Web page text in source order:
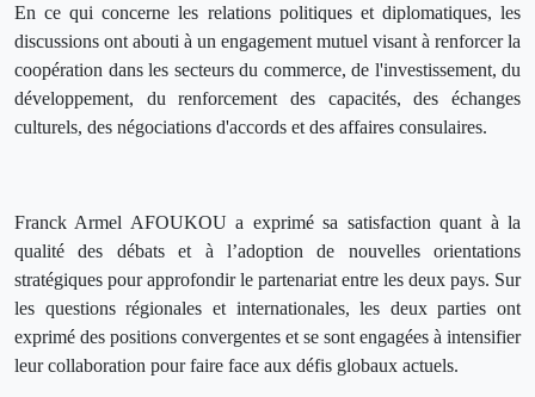
En ce qui concerne les relations politiques et diplomatiques, les
discussions ont abouti à un engagement mutuel visant à renforcer la
coopération dans les secteurs du commerce, de l'investissement, du
développement, du renforcement des capacités, des échanges
culturels, des négociations d'accords et des affaires consulaires.
Franck Armel AFOUKOU a exprimé sa satisfaction quant à la
qualité des débats et à l’adoption de nouvelles orientations
stratégiques pour approfondir le partenariat entre les deux pays. Sur
les questions régionales et internationales, les deux parties ont
exprimé des positions convergentes et se sont engagées à intensifier
leur collaboration pour faire face aux défis globaux actuels.